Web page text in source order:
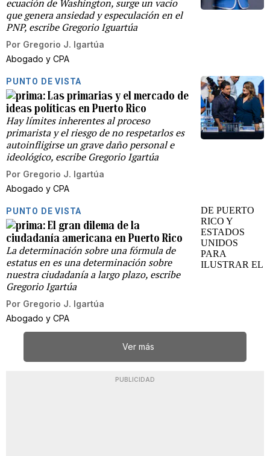
ecuación de Washington, surge un vacío
que genera ansiedad y especulación en el
PNP, escribe Gregorio Iguartúa
Por Gregorio J. Igartúa
Abogado y CPA
PUNTO DE VISTA
Las primarias y el mercado de
ideas políticas en Puerto Rico
Hay límites inherentes al proceso
primarista y el riesgo de no respetarlos es
autoinfligirse un grave daño personal e
ideológico, escribe Gregorio Igartúa
Por Gregorio J. Igartúa
Abogado y CPA
PUNTO DE VISTA
El gran dilema de la
ciudadanía americana en Puerto Rico
La determinación sobre una fórmula de
estatus en es una determinación sobre
nuestra ciudadanía a largo plazo, escribe
Gregorio Igartúa
Por Gregorio J. Igartúa
Abogado y CPA
Ver más
PUBLICIDAD